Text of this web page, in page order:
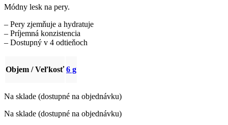
Módny lesk na pery.
– Pery zjemňuje a hydratuje
– Príjemná konzistencia
– Dostupný v 4 odtieňoch
Objem / Veľkosť 6 g
Na sklade (dostupné na objednávku)
Na sklade (dostupné na objednávku)